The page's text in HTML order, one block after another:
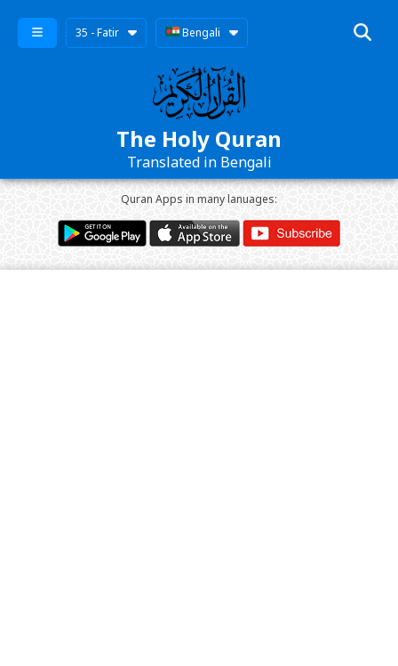
35 - Fatir Bengali
The Holy Quran
Translated in Bengali
Quran Apps in many lanuages: